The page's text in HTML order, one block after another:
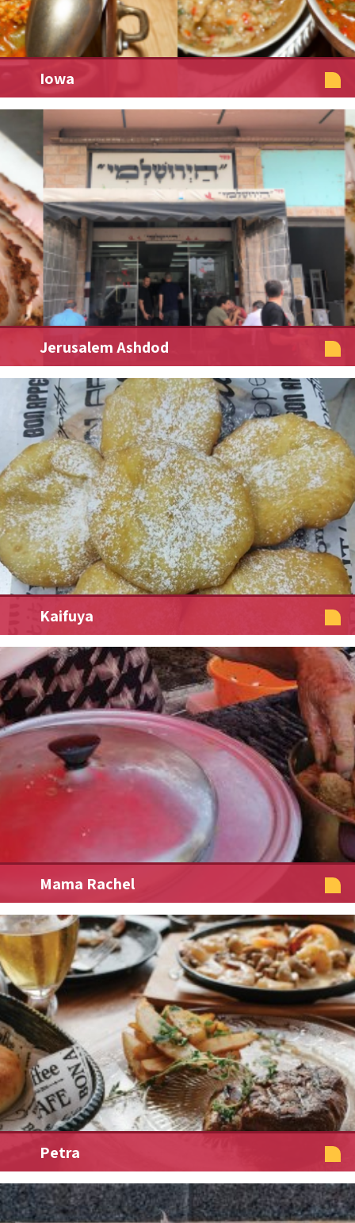
Iowa
Jerusalem Ashdod
Kaifuya
Mama Rachel
Petra